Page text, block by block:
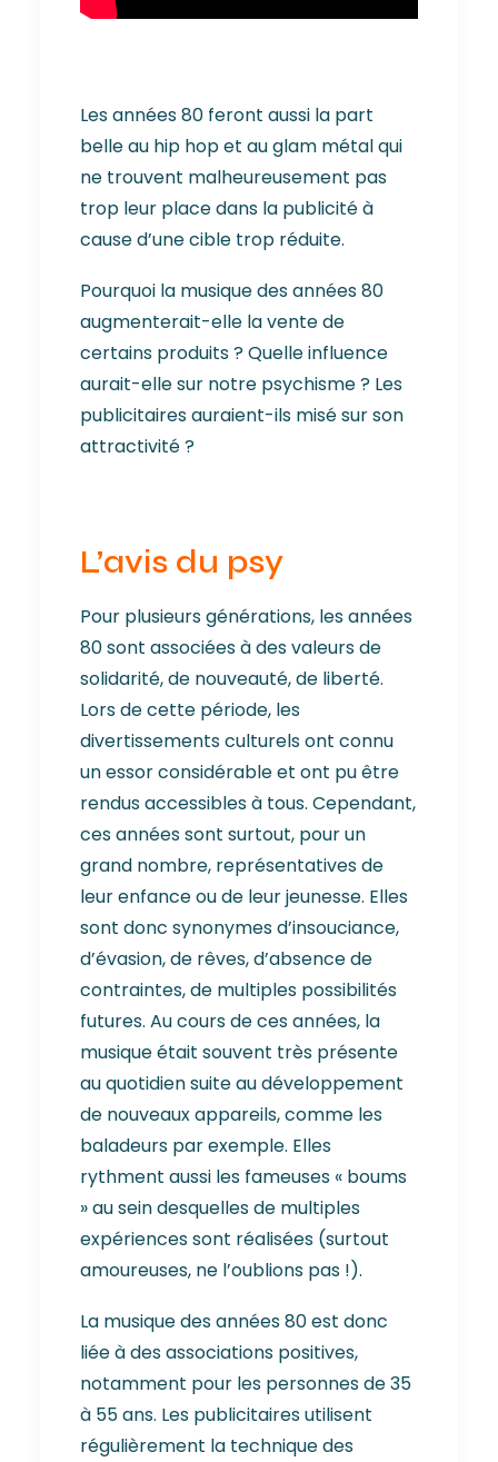
Les années 80 feront aussi la part
belle au hip hop et au glam métal qui
ne trouvent malheureusement pas
trop leur place dans la publicité à
cause d’une cible trop réduite.
Pourquoi la musique des années 80
augmenterait-elle la vente de
certains produits ? Quelle influence
aurait-elle sur notre psychisme ? Les
publicitaires auraient-ils misé sur son
attractivité ?
L’avis du psy
Pour plusieurs générations, les années
80 sont associées à des valeurs de
solidarité, de nouveauté, de liberté.
Lors de cette période, les
divertissements culturels ont connu
un essor considérable et ont pu être
rendus accessibles à tous. Cependant,
ces années sont surtout, pour un
grand nombre, représentatives de
leur enfance ou de leur jeunesse. Elles
sont donc synonymes d’insouciance,
d’évasion, de rêves, d’absence de
contraintes, de multiples possibilités
futures. Au cours de ces années, la
musique était souvent très présente
au quotidien suite au développement
de nouveaux appareils, comme les
baladeurs par exemple. Elles
rythment aussi les fameuses « boums
» au sein desquelles de multiples
expériences sont réalisées (surtout
amoureuses, ne l’oublions pas !).
La musique des années 80 est donc
liée à des associations positives,
notamment pour les personnes de 35
à 55 ans. Les publicitaires utilisent
régulièrement la technique des